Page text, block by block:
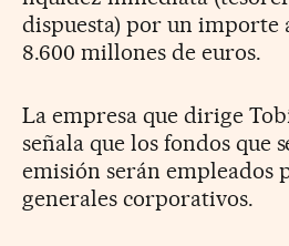
dispuesta) por un importe
8.600 millones de euros.
La empresa que dirige
señala que los fondos que
emisión serán empleados
generales corporativos.